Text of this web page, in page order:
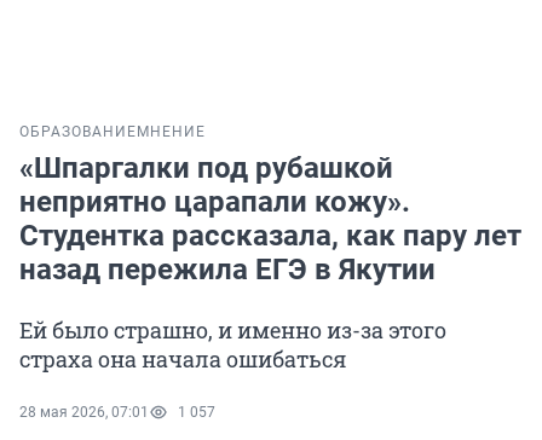
ОБРАЗОВАНИЕ МНЕНИЕ
«Шпаргалки под рубашкой
неприятно царапали кожу».
Студентка рассказала, как пару лет
назад пережила ЕГЭ в Якутии
Ей было страшно, и именно из-за этого
страха она начала ошибаться
28 мая 2026, 07:01 1 057